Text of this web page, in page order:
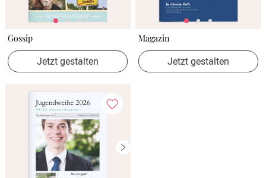
Gossip
Jetzt gestalten
Magazin
Jetzt gestalten